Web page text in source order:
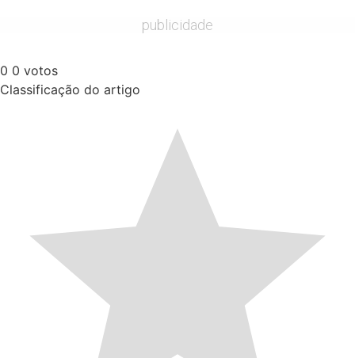
publicidade
0 0 votos
Classificação do artigo